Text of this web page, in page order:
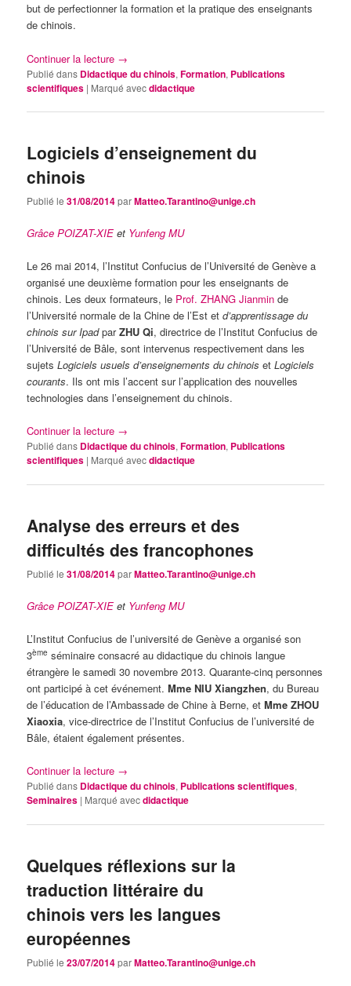
but de perfectionner la formation et la pratique des enseignants
de chinois.
Continuer la lecture →
Publié dans Didactique du chinois,Formation, Publications
scientifiques | Marqué avecdidactique
Logiciels d’enseignement du
chinois
Publié le31/08/2014parMatteo.Tarantino@unige.ch
Grâce POIZAT-XIE et Yunfeng MU
Le 26 mai 2014, l’Institut Confucius de l’Université de Genève a
organisé une deuxième formation pour les enseignants de
chinois. Les deux formateurs, le Prof. ZHANG Jianminde
l’Université normale de la Chine de l’Est etd’apprentissage du
chinois sur IpadparZHU Qi, directrice de l’Institut Confucius de
l’Université de Bâle, sont intervenus respectivement dans les
sujets Logiciels usuels d’enseignements du chinois etLogiciels
courants. Ils ont mis l’accent sur l’application des nouvelles
technologies dans l’enseignement du chinois.
Continuer la lecture →
Publié dans Didactique du chinois,Formation, Publications
scientifiques | Marqué avecdidactique
Analyse des erreurs et des
difficultés des francophones
Publié le31/08/2014parMatteo.Tarantino@unige.ch
Grâce POIZAT-XIE et Yunfeng MU
L’Institut Confucius de l’université de Genève a organisé son
3ème séminaire consacré au didactique du chinois langue
étrangère le samedi 30 novembre 2013. Quarante-cinq personnes
ont participé à cet événement.Mme NIU Xiangzhen, du Bureau
de l’éducation de l’Ambassade de Chine à Berne, etMme ZHOU
Xiaoxia, vice-directrice de l’Institut Confucius de l’université de
Bâle, étaient également présentes.
Continuer la lecture →
Publié dans Didactique du chinois, Publications scientifiques,
Seminaires | Marqué avecdidactique
Quelques réflexions sur la
traduction littéraire du
chinois vers les langues
européennes
Publié le23/07/2014parMatteo.Tarantino@unige.ch